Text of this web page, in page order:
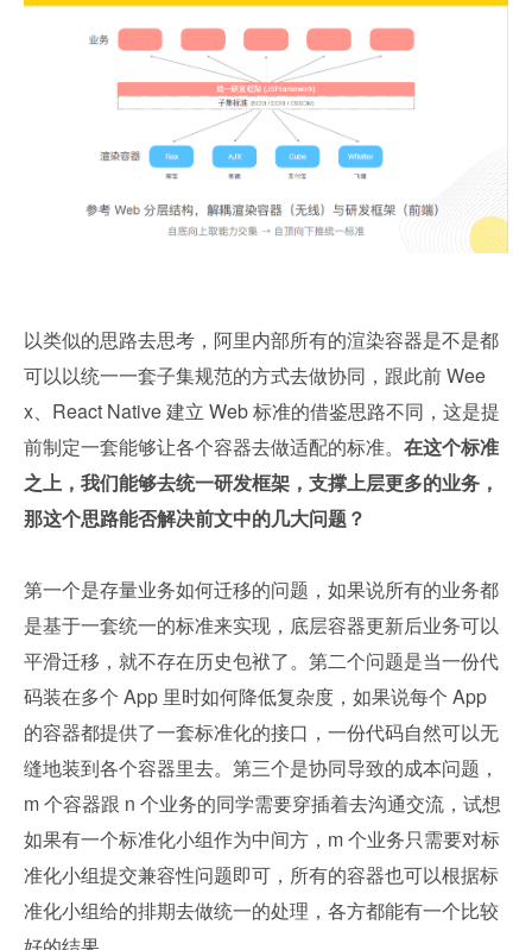
以类似的思路去思考，阿里内部所有的渲染容器是不是都
可以以统一一套子集规范的方式去做协同，跟此前 Wee
x、React Native 建立 Web 标准的借鉴思路不同，这是提
前制定一套能够让各个容器去做适配的标准。 在这个标准
之上，我们能够去统一研发框架，支撑上层更多的业务，
那这个思路能否解决前文中的几大问题？
第一个是存量业务如何迁移的问题，如果说所有的业务都
是基于一套统一的标准来实现，底层容器更新后业务可以
平滑迁移，就不存在历史包袱了。第二个问题是当一份代
码装在多个 App 里时如何降低复杂度，如果说每个 App
的容器都提供了一套标准化的接口，一份代码自然可以无
缝地装到各个容器里去。第三个是协同导致的成本问题，
m 个容器跟 n 个业务的同学需要穿插着去沟通交流，试想
如果有一个标准化小组作为中间方，m 个业务只需要对标
准化小组提交兼容性问题即可，所有的容器也可以根据标
准化小组给的排期去做统一的处理，各方都能有一个比较